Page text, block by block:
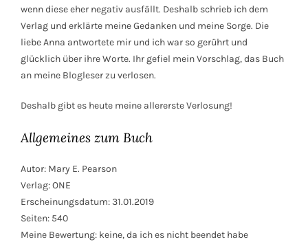
wenn diese eher negativ ausfällt. Deshalb schrieb ich dem
Verlag und erklärte meine Gedanken und meine Sorge. Die
liebe Anna antwortete mir und ich war so gerührt und
glücklich über ihre Worte. Ihr gefiel mein Vorschlag, das Buch
an meine Blogleser zu verlosen.
Deshalb gibt es heute meine allererste Verlosung!
Allgemeines zum Buch
Autor: Mary E. Pearson
Verlag: ONE
Erscheinungsdatum: 31.01.2019
Seiten: 540
Meine Bewertung: keine, da ich es nicht beendet habe